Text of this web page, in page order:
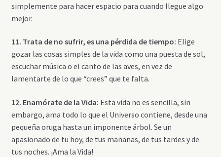
simplemente para hacer espacio para cuando llegue algo
mejor.
11. Trata de no sufrir, es una pérdida de tiempo: Elige
gozar las cosas simples de la vida como una puesta de sol,
escuchar música o el canto de las aves, en vez de
lamentarte de lo que “crees” que te falta.
12. Enamórate de la Vida: Esta vida no es sencilla, sin
embargo, ama todo lo que el Universo contiene, desde una
pequeña oruga hasta un imponente árbol. Se un
apasionado de tu hoy, de tus mañanas, de tus tardes y de
tus noches. ¡Ama la Vida!